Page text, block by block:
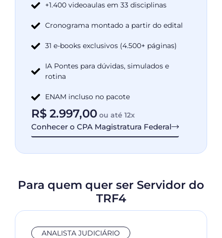
+1.400 videoaulas em 33 disciplinas
Cronograma montado a partir do edital
31 e-books exclusivos (4.500+ páginas)
IA Pontes para dúvidas, simulados e
rotina
ENAM incluso no pacote
R$ 2.997,00 ou até 12x
Conhecer o CPA Magistratura Federal
Para quem quer ser Servidor do
TRF4
ANALISTA JUDICIÁRIO